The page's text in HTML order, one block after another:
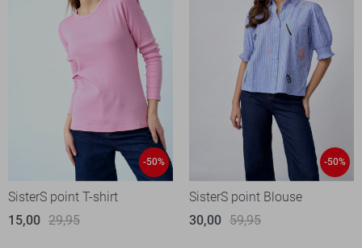
-50%
SisterS point T-shirt
15,00 29,95
-50%
SisterS point Blouse
30,00 59,95